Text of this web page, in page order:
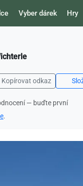
Vyber dárek Hry
Kopírovat odkaz
— buďte první
.